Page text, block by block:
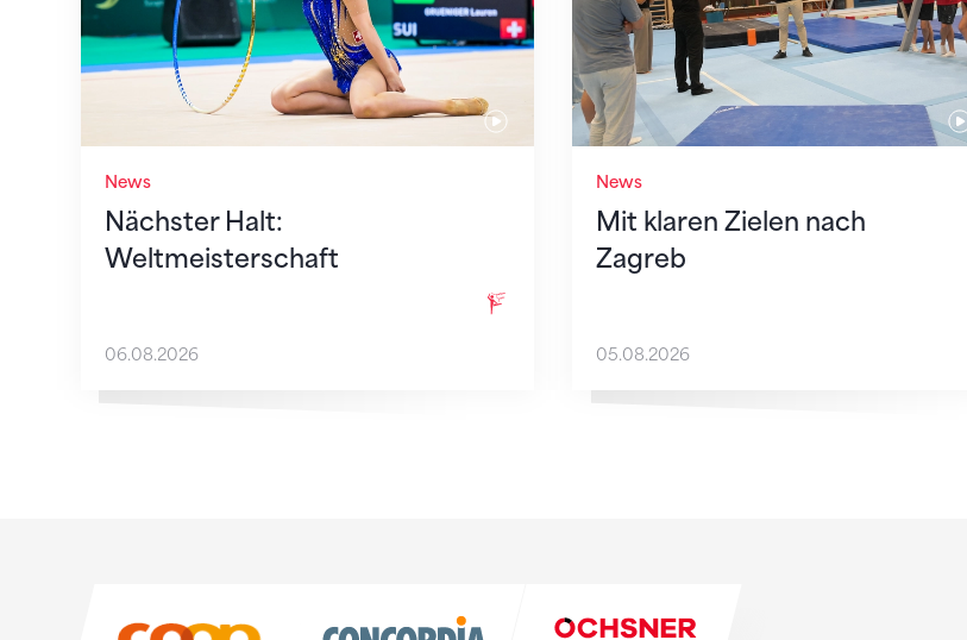
News
Nächster Halt:
Weltmeisterschaft
06.08.2026
News
Mit klaren Zielen nach
Zagreb
05.08.2026